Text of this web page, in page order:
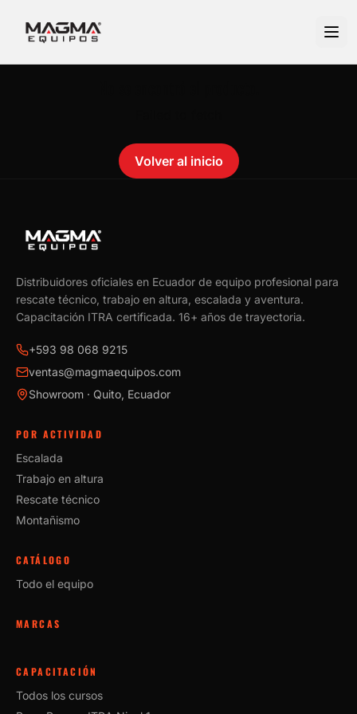
Volver al inicio
Distribuidores oficiales en Ecuador de equipo profesional para
rescate técnico, trabajo en altura, escalada y aventura.
Capacitación ITRA certificada. 16+ años de trayectoria.
+593 98 068 9215
ventas@magmaequipos.com
Showroom · Quito, Ecuador
POR ACTIVIDAD
Escalada
Trabajo en altura
Rescate técnico
Montañismo
CATÁLOGO
Todo el equipo
MARCAS
CAPACITACIÓN
Todos los cursos